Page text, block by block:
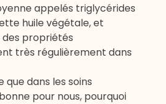
appelés triglycérides
huile végétale, et
des propriétés
très régulièrement dans
dans les soins
pour nous, pourquoi